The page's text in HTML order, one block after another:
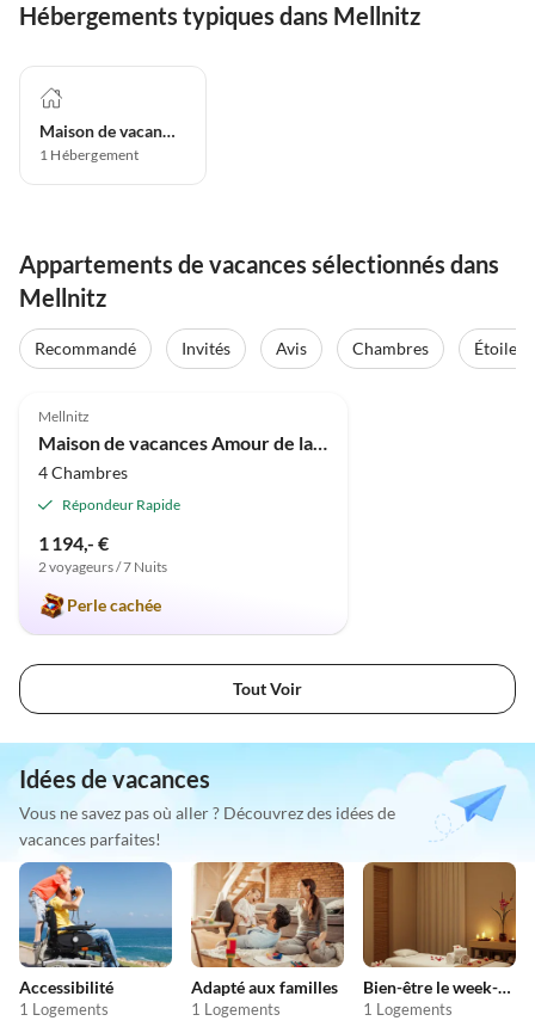
Hébergements typiques dans Mellnitz
Maison de vacances
1 Hébergement
Appartements de vacances sélectionnés dans
Mellnitz
Recommandé Invités Avis Chambres Étoiles
Meilleure
Mellnitz
4 Chambres
Répondeur Rapide
1 194,- €
2 voyageurs / 7 Nuits
Perle cachée
Tout Voir
Idées de vacances
Vous ne savez pas où aller ? Découvrez des idées de
vacances parfaites!
Accessibilité
1 Logements
Adapté aux familles
1 Logements
Bien-être le week-end
1 Logements